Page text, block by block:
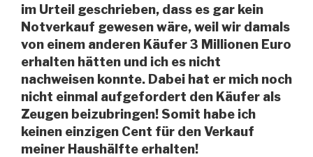
im Urteil geschrieben, dass es gar kein
Notverkauf gewesen wäre, weil wir damals
von einem anderen Käufer 3 Millionen Euro
erhalten hätten und ich es nicht
nachweisen konnte. Dabei hat er mich noch
nicht einmal aufgefordert den Käufer als
Zeugen beizubringen! Somit habe ich
keinen einzigen Cent für den Verkauf
meiner Haushälfte erhalten!